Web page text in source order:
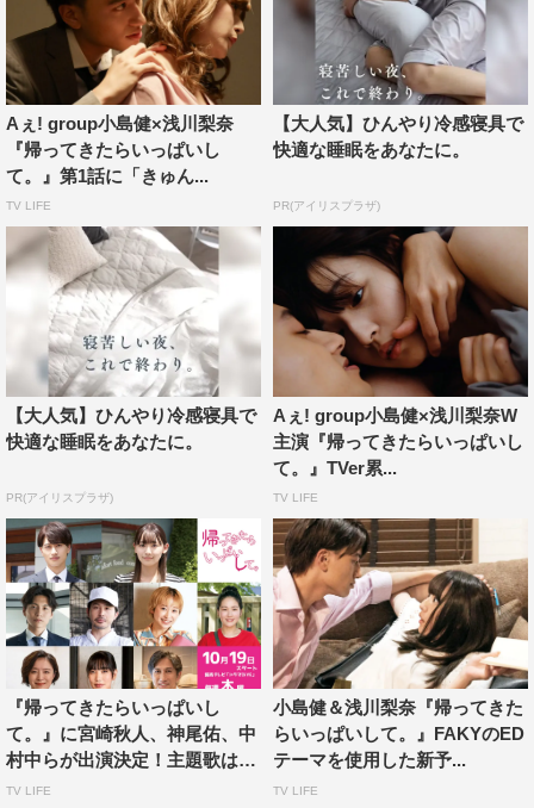
ドラマDiVE『帰ってきたらいっぱいして。』
読売テレビ
毎週木曜 深夜0時54分～
＜出演＞
小島健、浅川梨奈／宮崎秋人、西原誠吾、めがね、辻凪
子、しゅはまはるみ／中村中、神尾佑
原作：「帰ってきたらいっぱいして。～アラサー漫画家、
年下リーマンに愛でられる～」（小学館『&フラワー』）
主題歌：Aぇ! group「純情パスファインダー」
エンディングテーマ：FAKY「大丈夫 [Prod. ☆Taku
Takahashi（m-flo）]」
監督：澤田育子、高橋雄弥
脚本：下亜友美、澤田育子、湯田美帆
制作プロダクション：スタジオブルー
製作：「帰ってきたらいっぱいして。」製作委員会 ytv／
エイベックス・ピクチャーズ
公式HP：https://kaeshite.com/
公式X（旧Twitter）:＠dramaDIVE_ytv
公式Instagram:＠drama.DIVE
公式TikTok:＠drama_DIVE
Aぇ! group小島健×浅川梨奈
『帰ってきたらいっぱいし
て。』第1話に「きゅん...
TV LIFE
【大人気】ひんやり冷感寝具で
快適な睡眠をあなたに。
PR(アイリスプラザ)
【大人気】ひんやり冷感寝具で
快適な睡眠をあなたに。
PR(アイリスプラザ)
Aぇ! group小島健×浅川梨奈W
主演『帰ってきたらいっぱいし
て。』TVer累...
TV LIFE
『帰ってきたらいっぱいし
て。』に宮崎秋人、神尾佑、中
村中らが出演決定！主題歌は
A...
TV LIFE
小島健＆浅川梨奈『帰ってきた
らいっぱいして。』FAKYのED
テーマを使用した新予...
TV LIFE